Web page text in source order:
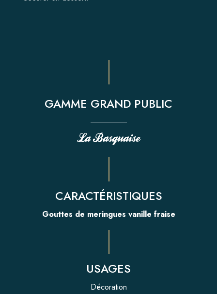
Salons
Nouveautés
CONTACTER LYON BISCUIT
POLITIQUE RSE
GAMME GRAND PUBLIC
La Basquaise
CARACTÉRISTIQUES
Gouttes de meringues vanille fraise
USAGES
Décoration